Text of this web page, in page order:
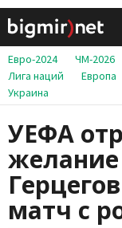
Евро-2024 ЧМ-2026
Лига наций
Европа
Украина
УЕФА
матч с